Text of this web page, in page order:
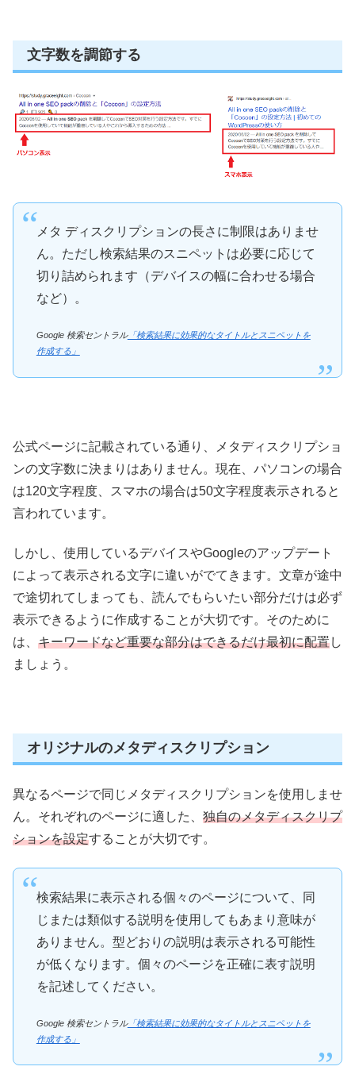
文字数を調節する
メタ ディスクリプションの長さに制限はありませ
ん。ただし検索結果のスニペットは必要に応じて
切り詰められます（デバイスの幅に合わせる場合
など）。
Google 検索セントラル「検索結果に効果的なタイトルとスニペットを
作成する」
公式ページに記載されている通り、メタディスクリプショ
ンの文字数に決まりはありません。現在、パソコンの場合
は120文字程度、スマホの場合は50文字程度表示されると
言われています。
しかし、使用しているデバイスやGoogleのアップデート
によって表示される文字に違いがでてきます。文章が途中
で途切れてしまっても、読んでもらいたい部分だけは必ず
表示できるように作成することが大切です。そのために
は、 キーワードなど重要な部分はできるだけ最初に配置し
ましょう。
オリジナルのメタディスクリプション
異なるページで同じメタディスクリプションを使用しませ
ん。それぞれのページに適した、 独自のメタディスクリプ
ションを設定することが大切です。
検索結果に表示される個々のページについて、同
じまたは類似する説明を使用してもあまり意味が
ありません。型どおりの説明は表示される可能性
が低くなります。個々のページを正確に表す説明
を記述してください。
Google 検索セントラル「検索結果に効果的なタイトルとスニペットを
作成する」